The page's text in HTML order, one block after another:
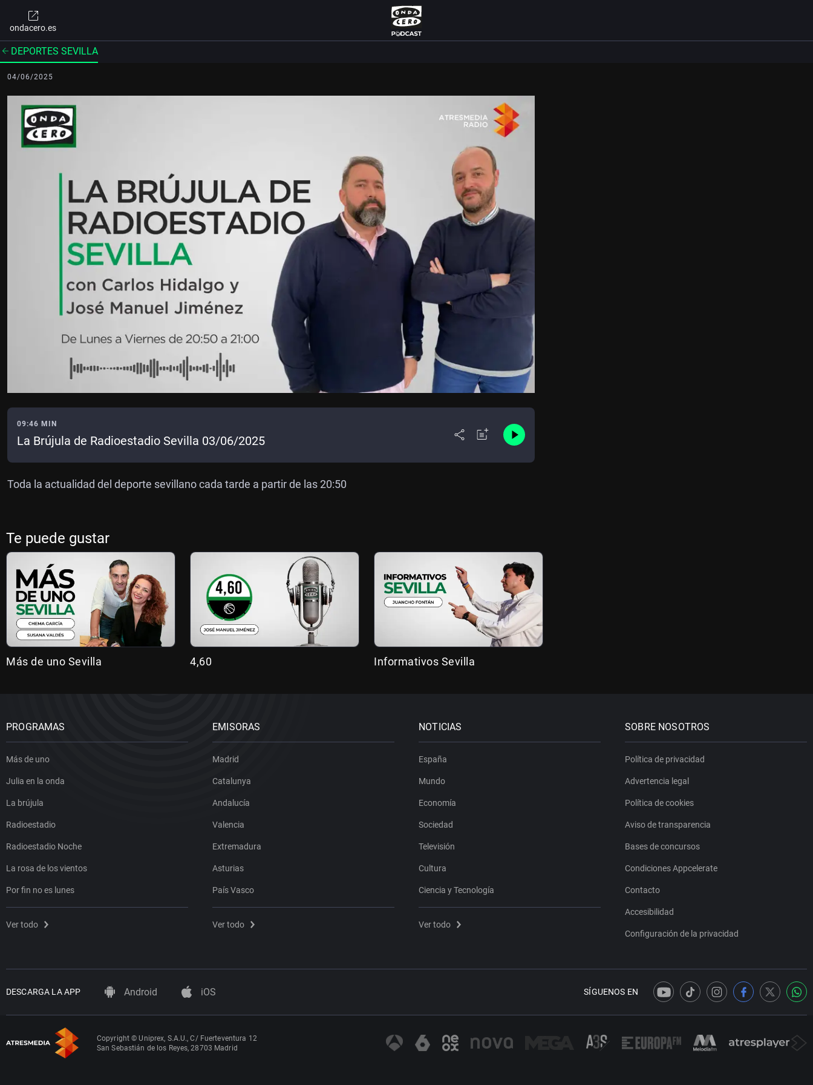
ondacero.es
DEPORTES SEVILLA
04/06/2025
09:46 MIN
La Brújula de Radioestadio Sevilla 03/06/2025
Toda la actualidad del deporte sevillano cada tarde a partir de las 20:50
Te puede gustar
Más de uno Sevilla 4,60 Informativos Sevilla
PROGRAMAS
Más de uno
Julia en la onda
La brújula
Radioestadio
Radioestadio Noche
La rosa de los vientos
Por fin no es lunes
Ver todo
EMISORAS
Madrid
Catalunya
Andalucía
Valencia
Extremadura
Asturias
País Vasco
Ver todo
NOTICIAS
España
Mundo
Economía
Sociedad
Televisión
Cultura
Ciencia y Tecnología
Ver todo
SOBRE NOSOTROS
Política de privacidad
Advertencia legal
Política de cookies
Aviso de transparencia
Bases de concursos
Condiciones Appcelerate
Contacto
Accesibilidad
Configuración de la privacidad
DESCARGA LA APP Android iOS SÍGUENOS EN
Copyright © Uniprex, S.A.U., C/ Fuerteventura 12
San Sebastián de los Reyes, 28703 Madrid